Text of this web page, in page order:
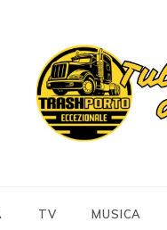
TV MUSICA